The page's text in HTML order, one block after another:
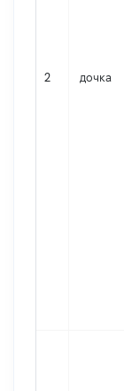
2 дочка